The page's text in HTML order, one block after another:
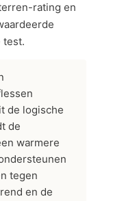
rating en
test.
de logische
de
warmere
tegen
en de